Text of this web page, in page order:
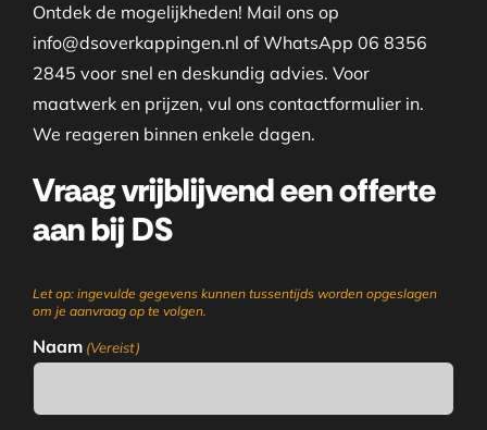
Ontdek de mogelijkheden! Mail ons op
info@dsoverkappingen.nl of WhatsApp 06 8356
2845 voor snel en deskundig advies. Voor
maatwerk en prijzen, vul ons contactformulier in.
We reageren binnen enkele dagen.
Vraag vrijblijvend een offerte
aan bij DS
Let op: ingevulde gegevens kunnen tussentijds worden opgeslagen
om je aanvraag op te volgen.
Naam (Vereist)